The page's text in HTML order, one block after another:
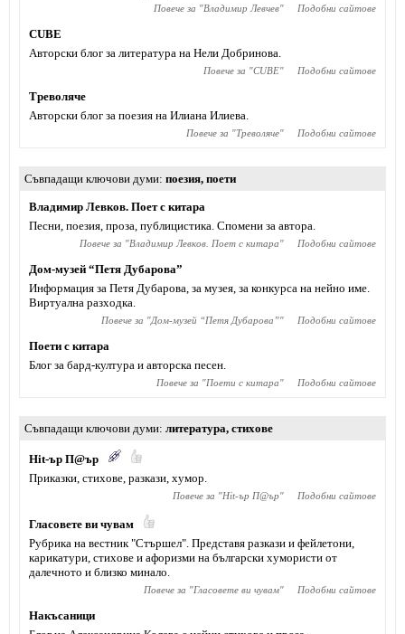
Повече за "Владимир Левчев" Подобни сайтове
CUBE
Авторски блог за литература на Нели Добринова.
Повече за "CUBE" Подобни сайтове
Треволяче
Авторски блог за поезия на Илиана Илиева.
Повече за "Треволяче" Подобни сайтове
Съвпадащи ключови думи поезия, поети
Владимир Левков. Поет с китара
Песни, поезия, проза, публицистика. Спомени за автора.
Повече за "Владимир Левков. Поет с китара" Подобни сайтове
Дом-музей “Петя Дубарова”
Информация за Петя Дубарова, за музея, за конкурса на нейно име.
Виртуална разходка.
Повече за "Дом-музей “Петя Дубарова”" Подобни сайтове
Поети с китара
Блог за бард-култура и авторска песен.
Повече за "Поети с китара" Подобни сайтове
Съвпадащи ключови думи литература, стихове
Hit-ър П@ър
Приказки, стихове, разкази, хумор.
Повече за "Hit-ър П@ър" Подобни сайтове
Гласовете ви чувам
Рубрика на вестник "Стършел". Представя разкази и фейлетони,
карикатури, стихове и афоризми на български хумористи от
далечното и близко минало.
Повече за "Гласовете ви чувам" Подобни сайтове
Накъсаници